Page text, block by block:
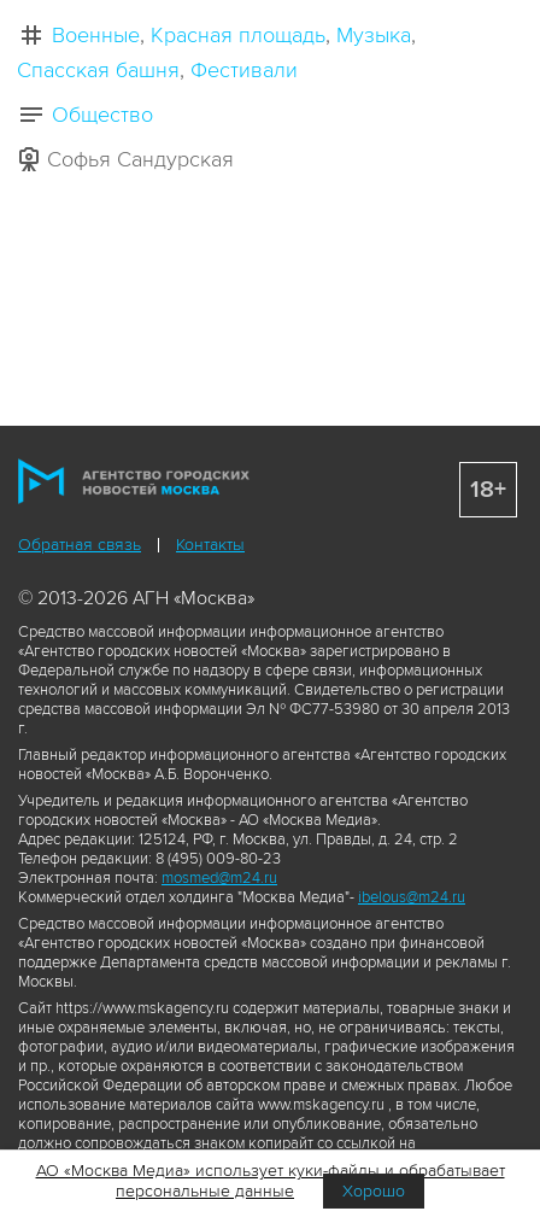
Военные Красная площадь Музыка
Спасская башня Фестивали
Общество
Софья Сандурская
Обратная связь Контакты
© 2013-2026 АГН «Москва»
Средство массовой информации информационное агентство
«Агентство городских новостей «Москва» зарегистрировано в
Федеральной службе по надзору в сфере связи, информационных
технологий и массовых коммуникаций. Свидетельство о регистрации
средства массовой информации Эл № ФС77-53980 от 30 апреля 2013
г.
Главный редактор информационного агентства «Агентство городских
новостей «Москва» А.Б. Воронченко.
Учредитель и редакция информационного агентства «Агентство
городских новостей «Москва» - АО «Москва Медиа».
Адрес редакции: 125124, РФ, г. Москва, ул. Правды, д. 24, стр. 2
Телефон редакции: 8 (495) 009-80-23
Электронная почта: mosmed@m24.ru
Коммерческий отдел холдинга "Москва Медиа"- ibelous@m24.ru
Средство массовой информации информационное агентство
«Агентство городских новостей «Москва» создано при финансовой
поддержке Департамента средств массовой информации и рекламы г.
Москвы.
Сайт https://www.mskagency.ru содержит материалы, товарные знаки и
иные охраняемые элементы, включая, но, не ограничиваясь: тексты,
фотографии, аудио и/или видеоматериалы, графические изображения
и пр., которые охраняются в соответствии с законодательством
Российской Федерации об авторском праве и смежных правах. Любое
использование материалов сайта www.mskagency.ru , в том числе,
копирование, распространение или опубликование, обязательно
должно сопровождаться знаком копирайт со ссылкой на
правообладателя © АО «Москва Медиа», а также гиперссылкой на сайт
www.mskagency.ru как на первоисточник информации. Переработка
материалов сайта www.mskagency.ru не допускается.
18+
АО «Москва Медиа» использует куки-файлы и обрабатывает
персональные данные
Хорошо